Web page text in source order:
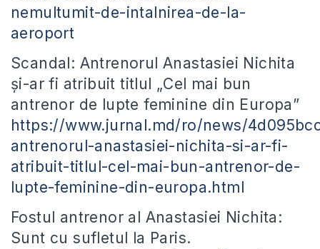
nemultumit-de-intalnirea-de-la-
aeroport
Scandal: Antrenorul Anastasiei Nichita
și-ar fi atribuit titlul „Cel mai bun
antrenor de lupte feminine din Europa”
https://www.jurnal.md/ro/news/
antrenorul-anastasiei-nichita-si-ar-fi-
atribuit-titlul-cel-mai-bun-antrenor-de-
lupte-feminine-din-europa.html
Fostul antrenor al Anastasiei Nichita:
Sunt cu sufletul la Paris.